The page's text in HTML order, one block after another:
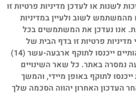
לשנות או לעדכן מדיניות פרטיות זו
לשוב ולעיין במדיניות
אנו נעדכן את המשתמשים בכל
מדיניות פרטיות זו בדף הבית של
האתר. שינויים מהותיים ייכנסו לתוקף ארבעה-עשר (14)
נמסרה באתר. כל שאר השינויים
לתוקף באופן מיידי, והמשך
העדכון האחרון יהווה הסכמה שלך